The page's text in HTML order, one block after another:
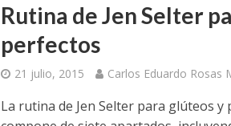
Rutina de Jen Selter
perfectos
21 julio, 2015 Carlos Eduardo Rosas
La rutina de Jen Selter para glúteos y